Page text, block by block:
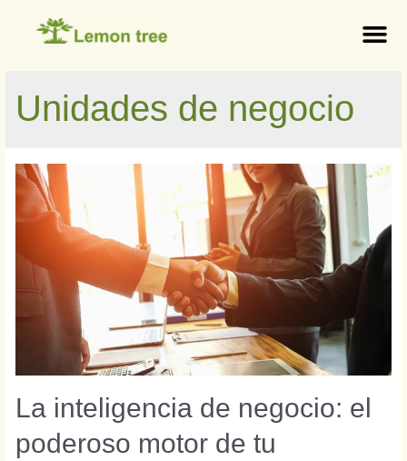
Unidades de negocio
La inteligencia de negocio: el
poderoso motor de tu